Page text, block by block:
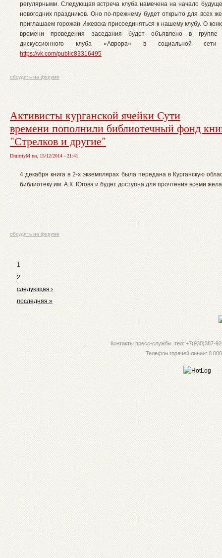
регулярными. Следующая встреча клуба намечена на начало
новогодних праздников. Оно по-прежнему будет открыто для всех
приглашаем горожан Ижевска присоединяться к нашему клубу. О
времени проведения заседания будет объявлено в группе
дискуссионного клуба «Аврора» в социальной сети
https://vk.com/public83316495
обсудить на форуме
Активисты курганской ячейки Сути
времени пополнили библиотечный фонд
"Стрелков и другие"
DmitriyM пн, 15/12/2014 - 21:41
4 декабря книга в 2-х экземплярах была передана в Курганскую
библиотеку им. А.К. Югова и будет доступна для прочтения всеми
обсудить на форуме
1
2
следующая ›
последняя »
Контакты пресс-службы. тел: +7(930)387-
Телефон горячей линии: 8